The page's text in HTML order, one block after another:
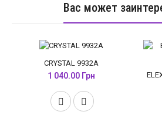
Вас может
CRYSTAL 9932A
1 040.00 Грн